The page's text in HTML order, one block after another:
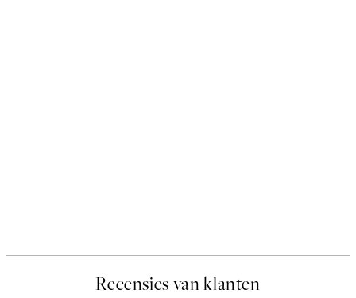
Recensies van klanten